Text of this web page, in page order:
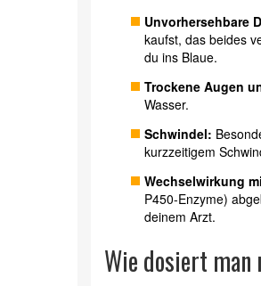
Unvorhersehbare
kaufst, das beides
du ins Blaue.
Trockene Augen
Wasser.
Schwindel:
kurzzeitigem
Wechselwirkung
P450-Enzyme)
deinem Arzt.
Wie dosiert